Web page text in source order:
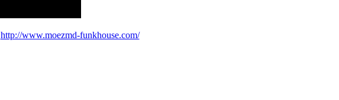
http://www.moezmd-funkhouse.com/